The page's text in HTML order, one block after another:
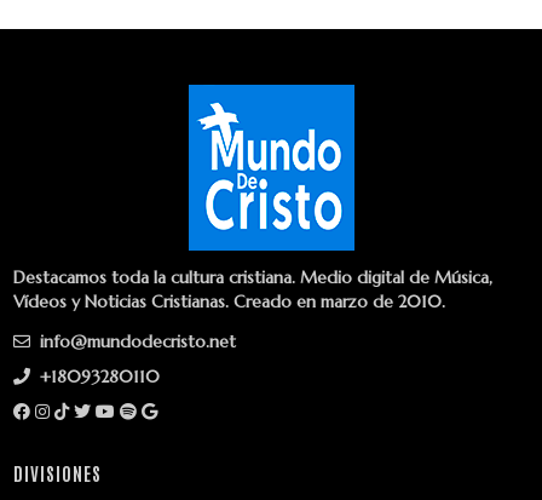
Destacamos toda la cultura cristiana. Medio digital de Música,
Vídeos y Noticias Cristianas. Creado en marzo de 2010.
info@mundodecristo.net
+18093280110
DIVISIONES